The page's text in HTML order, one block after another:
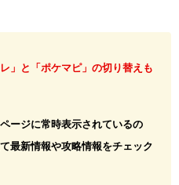
」と「ポケマピ」の切り替えも
ージに常時表示されているの
最新情報や攻略情報をチェック